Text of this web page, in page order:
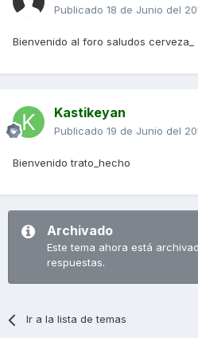
Publicado 18 de Junio del
Bienvenido al foro saludos cerveza_
Kastikeyan
Publicado 19 de Junio del
Bienvenido trato_hecho
Archivado
Este tema ahora está
respuestas.
Ir a la lista de temas